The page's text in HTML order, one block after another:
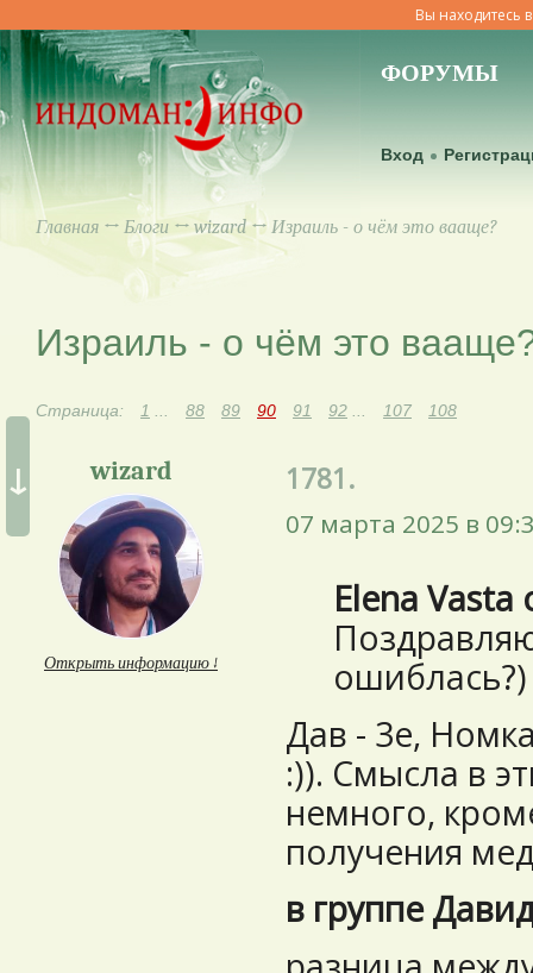
Вы находитесь
ФОРУМЫ
Вход
Главная ↔ Блоги ↔wizard↔ Израиль - о чём это вааще?
↓
Израиль - о чём это
Страница: 1 88 89 90 91 92 107 108
wizard
Открыть информацию ↓
1781.
07 марта 2025 в
Elena Vasta
ошиблась?)
Дав - 3е,
:)). Смысла в
немного,
получения
в группе